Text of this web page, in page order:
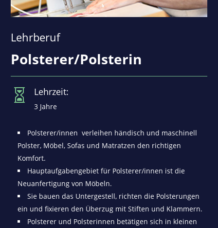
Lehrberuf
Polsterer/Polsterin
 Lehrzeit:
3 Jahre
Polsterer/innen verleihen händisch und maschinell
Polster, Möbel, Sofas und Matratzen den richtigen
Komfort.
Hauptaufgabengebiet für Polsterer/innen ist die
Neuanfertigung von Möbeln.
Sie bauen das Untergestell, richten die Polsterungen
ein und fixieren den Überzug mit Stiften und Klammern.
Polsterer und Polsterinnen betätigen sich in kleinen